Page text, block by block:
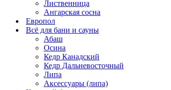
Лиственница
Ангарская сосна
Европол
Всё для бани и сауны
Абаш
Осина
Кедр Канадский
Кедр Дальневосточный
Липа
Аксессуары (липа)